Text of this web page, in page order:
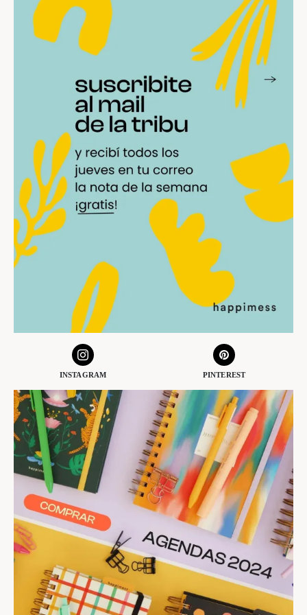
INSTAGRAM PINTEREST